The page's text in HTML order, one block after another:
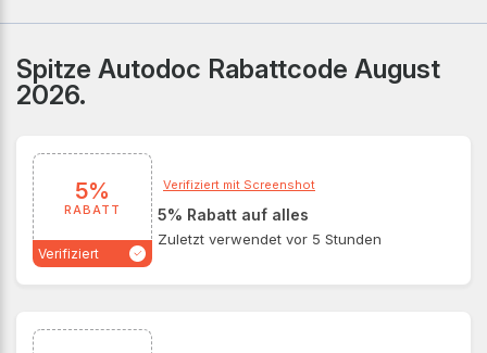
darunter Stoßdämpfer, Federn, Klimaanlagen,
Nachricht ist, dass Sie mit unseren neuesten Autodoc-
Rabattcodes viel Geld sparen und gleichzeitig Spaß
fantastischen Rabattgutscheinen haben Sie die
perfekte Gelegenheit, hochwertige Autoteile zu einem
erschwinglichen Preis zu kaufen.
Spitze Autodoc Rabattcode August
2026.
5%
RABATT
Verifiziert
Verifiziert mit Screenshot
5% Rabatt auf alles
Zuletzt verwendet vor 5 Stunden